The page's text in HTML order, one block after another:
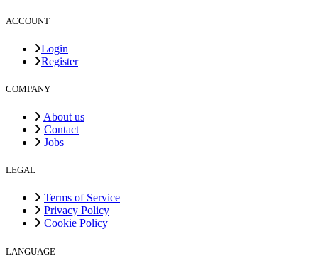
ACCOUNT
Login
Register
COMPANY
About us
Contact
Jobs
LEGAL
Terms of Service
Privacy Policy
Cookie Policy
LANGUAGE